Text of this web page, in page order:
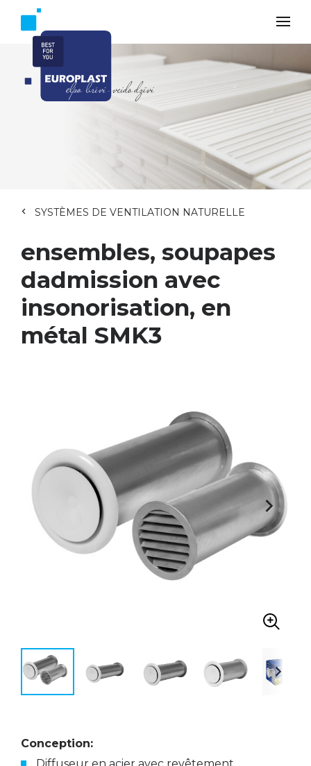
SYSTÈMES DE VENTILATION NATURELLE
ensembles, soupapes
dadmission avec
insonorisation, en
métal SMK3
Conception: